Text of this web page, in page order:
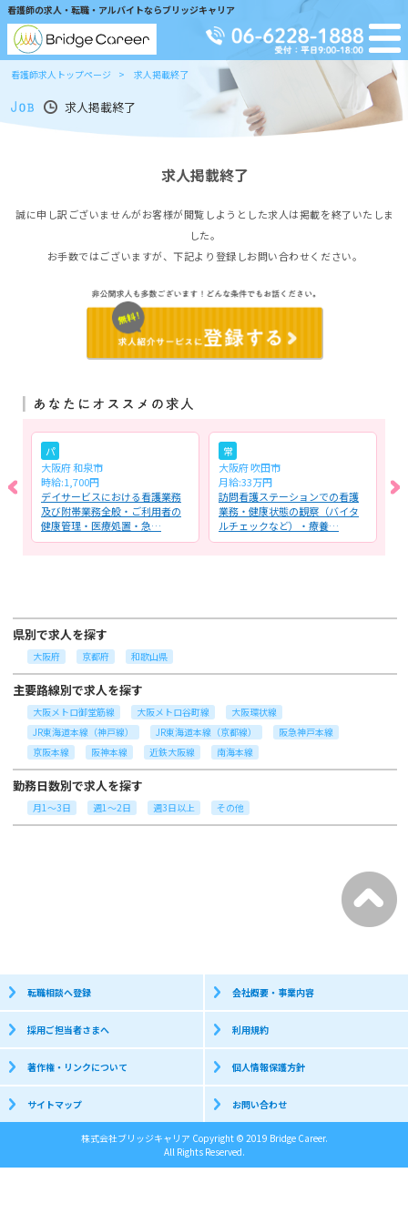
看護師の求人・転職・アルバイトならブリッジキャリア
看護師求人トップページ 求人掲載終了
求人掲載終了
求人掲載終了
誠に申し訳ございませんがお客様が閲覧しようとした求人は掲載を終了いたしま
した。
お手数ではございますが、下記より登録しお問い合わせください。
パ
大阪府 和泉市
時給:1,700円
デイサービスにおける看護業務
及び附帯業務全般・ご利用者の
健康管理・医療処置・急…
常
大阪府 吹田市
月給:33万円
訪問看護ステーションでの看護
業務・健康状態の観察（バイタ
ルチェックなど）・療養…
県別で求人を探す
大阪府 京都府 和歌山県
主要路線別で求人を探す
大阪メトロ御堂筋線 大阪メトロ谷町線
大阪環状線
JR東海道本線（神戸線）
JR東海道本線（京都線）
阪急神戸本線
京阪本線
阪神本線 近鉄大阪線 南海本線
勤務日数別で求人を探す
月1～3日 週1～2日 週3日以上 その他
転職相談へ登録 会社概要・事業内容
採用ご担当者さまへ 利用規約
著作権・リンクについて 個人情報保護方針
サイトマップ お問い合わせ
株式会社ブリッジキャリア Copyright © 2019 Bridge Career.
All Rights Reserved.